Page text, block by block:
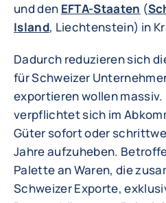
und den EFTA-Staaten (
Island, Liechtenstein) in
Dadurch reduzieren sich
für Schweizer
exportieren wollen massiv.
verpflichtet sich im
Güter sofort oder
Jahre aufzuheben.
Palette an Waren, die
Schweizer Exporte,